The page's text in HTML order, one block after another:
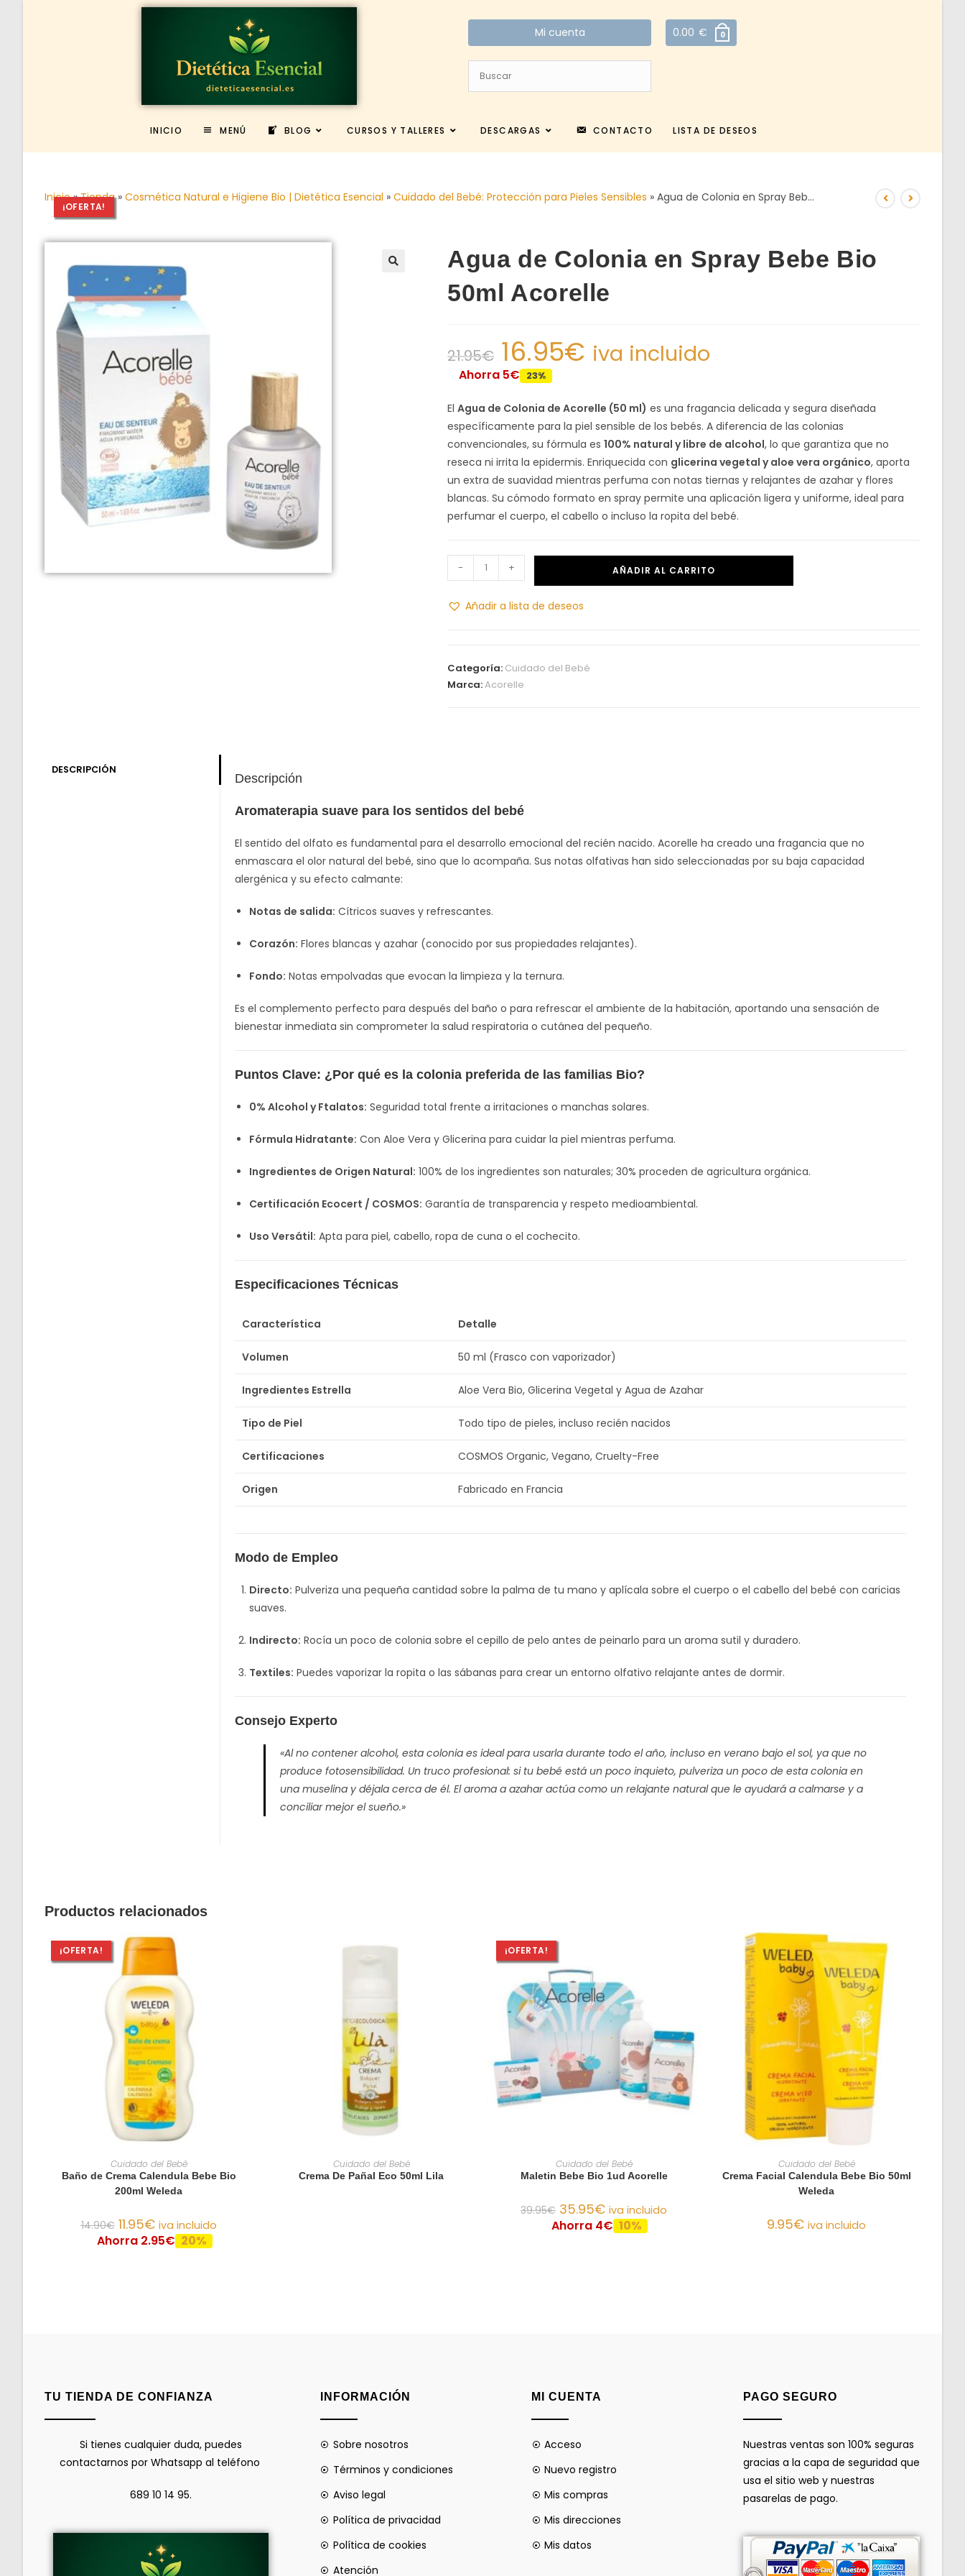
Mi cuenta 0.00 € 0
INICIO MENÚ BLOG CURSOS Y TALLERES DESCARGAS CONTACTO LISTA DE DESEOS
Inicio»Tienda» Cosmética Natural e Higiene Bio | Dietética Esencial » Cuidado del Bebé: Protección para Pieles Sensibles » Agua de Colonia en Spray Beb…
¡OFERTA!
Agua de Colonia en Spray Bebe Bio
50ml Acorelle
21.95€ 16.95€ iva incluido
Ahorra 5€ 23%
ElAgua de Colonia de Acorelle (50 ml) es una fragancia delicada y segura diseñada
específicamente para la piel sensible de los bebés. A diferencia de las colonias
convencionales, su fórmula es100% natural y libre de alcohol, lo que garantiza que no
reseca ni irrita la epidermis. Enriquecida con glicerina vegetal y aloe vera orgánico, aporta
un extra de suavidad mientras perfuma con notas tiernas y relajantes de azahar y flores
blancas. Su cómodo formato en spray permite una aplicación ligera y uniforme, ideal para
perfumar el cuerpo, el cabello o incluso la ropita del bebé.
- + AÑADIR AL CARRITO
Añadir a lista de deseos
Categoría: Cuidado del Bebé
Marca:Acorelle
DESCRIPCIÓN
Descripción
Aromaterapia suave para los sentidos del bebé
El sentido del olfato es fundamental para el desarrollo emocional del recién nacido. Acorelle ha creado una fragancia que no
enmascara el olor natural del bebé, sino que lo acompaña. Sus notas olfativas han sido seleccionadas por su baja capacidad
alergénica y su efecto calmante:
Notas de salida: Cítricos suaves y refrescantes.
Corazón: Flores blancas y azahar (conocido por sus propiedades relajantes).
Fondo: Notas empolvadas que evocan la limpieza y la ternura.
Es el complemento perfecto para después del baño o para refrescar el ambiente de la habitación, aportando una sensación de
bienestar inmediata sin comprometer la salud respiratoria o cutánea del pequeño.
Puntos Clave: ¿Por qué es la colonia preferida de las familias Bio?
0% Alcohol y Ftalatos: Seguridad total frente a irritaciones o manchas solares.
Fórmula Hidratante: Con Aloe Vera y Glicerina para cuidar la piel mientras perfuma.
Ingredientes de Origen Natural: 100% de los ingredientes son naturales; 30% proceden de agricultura orgánica.
Certificación Ecocert / COSMOS: Garantía de transparencia y respeto medioambiental.
Uso Versátil: Apta para piel, cabello, ropa de cuna o el cochecito.
Especificaciones Técnicas
Característica Detalle
Volumen 50 ml (Frasco con vaporizador)
Ingredientes Estrella Aloe Vera Bio, Glicerina Vegetal y Agua de Azahar
Tipo de Piel Todo tipo de pieles, incluso recién nacidos
Certificaciones COSMOS Organic, Vegano, Cruelty-Free
Origen Fabricado en Francia
Modo de Empleo
Directo: Pulveriza una pequeña cantidad sobre la palma de tu mano y aplícala sobre el cuerpo o el cabello del bebé con caricias
suaves.
Indirecto: Rocía un poco de colonia sobre el cepillo de pelo antes de peinarlo para un aroma sutil y duradero.
Textiles: Puedes vaporizar la ropita o las sábanas para crear un entorno olfativo relajante antes de dormir.
Consejo Experto
«Al no contener alcohol, esta colonia es ideal para usarla durante todo el año, incluso en verano bajo el sol, ya que no
produce fotosensibilidad. Un truco profesional: si tu bebé está un poco inquieto, pulveriza un poco de esta colonia en
una muselina y déjala cerca de él. El aroma a azahar actúa como un relajante natural que le ayudará a calmarse y a
conciliar mejor el sueño.»
Productos relacionados
¡OFERTA!
AÑADIR AL CARRITO
Cuidado del Bebé
Baño de Crema Calendula Bebe Bio
200ml Weleda
14.90€ 11.95€ iva incluido
Ahorra 2.95€ 20%
LEER MÁS
Cuidado del Bebé
Crema De Pañal Eco 50ml Lila
¡OFERTA!
AÑADIR AL CARRITO
Cuidado del Bebé
Maletin Bebe Bio 1ud Acorelle
39.95€ 35.95€ iva incluido
Ahorra 4€ 10%
AÑADIR AL CARRITO
Cuidado del Bebé
Crema Facial Calendula Bebe Bio 50ml
Weleda
9.95€ iva incluido
TU TIENDA DE CONFIANZA
Si tienes cualquier duda, puedes
contactarnos por Whatsapp al teléfono
689 10 14 95.
INFORMACIÓN
Sobre nosotros
Términos y condiciones
Aviso legal
Política de privacidad
Política de cookies
Atención
MI CUENTA
Acceso
Nuevo registro
Mis compras
Mis direcciones
Mis datos
PAGO SEGURO
Nuestras ventas son 100% seguras
gracias a la capa de seguridad que
usa el sitio web y nuestras
pasarelas de pago.